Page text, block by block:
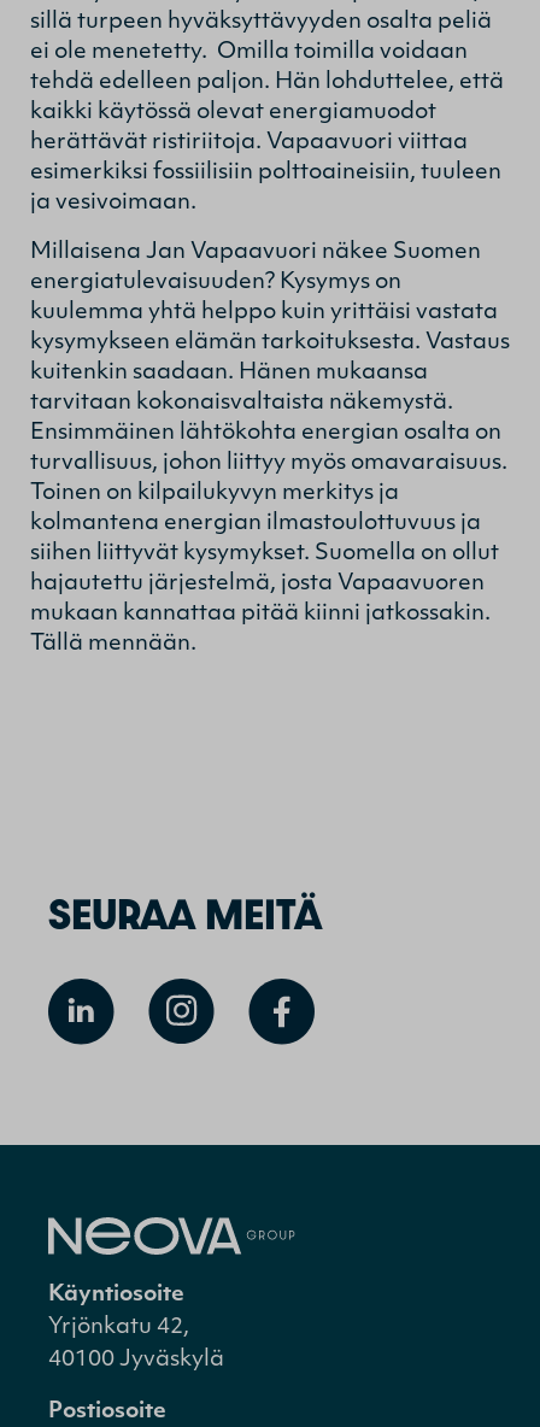
sillä turpeen hyväksyttävyyden osalta peliä
ei ole menetetty. Omilla toimilla voidaan
tehdä edelleen paljon. Hän lohduttelee, että
kaikki käytössä olevat energiamuodot
herättävät ristiriitoja. Vapaavuori viittaa
esimerkiksi fossiilisiin polttoaineisiin, tuuleen
ja vesivoimaan.
Millaisena Jan Vapaavuori näkee Suomen
energiatulevaisuuden? Kysymys on
kuulemma yhtä helppo kuin yrittäisi vastata
kysymykseen elämän tarkoituksesta. Vastaus
kuitenkin saadaan. Hänen mukaansa
tarvitaan kokonaisvaltaista näkemystä.
Ensimmäinen lähtökohta energian osalta on
turvallisuus, johon liittyy myös omavaraisuus.
Toinen on kilpailukyvyn merkitys ja
kolmantena energian ilmastoulottuvuus ja
siihen liittyvät kysymykset. Suomella on ollut
hajautettu järjestelmä, josta Vapaavuoren
mukaan kannattaa pitää kiinni jatkossakin.
Tällä mennään.
SEURAA MEITÄ
Käyntiosoite
Yrjönkatu 42,
40100 Jyväskylä
Postiosoite